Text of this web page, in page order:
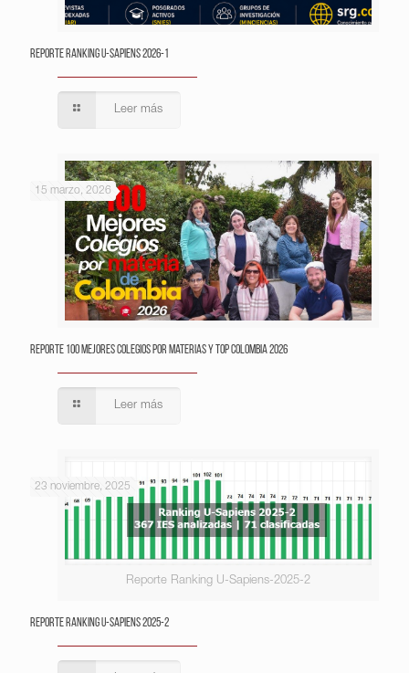
Reporte Ranking U-Sapiens 2026-1
Leer más
15 marzo, 2026
Reporte 100 Mejores Colegios por Materias y Top Colombia 2026
Leer más
Reporte Ranking U-Sapiens-2025-2
23 noviembre, 2025
Reporte Ranking U-Sapiens 2025-2